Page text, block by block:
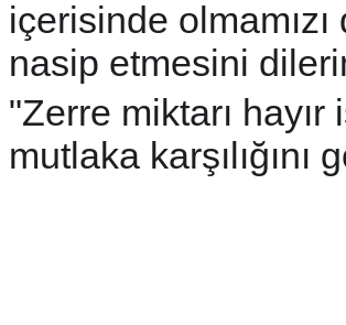
içerisinde
nasip etmesini
"Zerre miktarı
mutlaka karşılığını